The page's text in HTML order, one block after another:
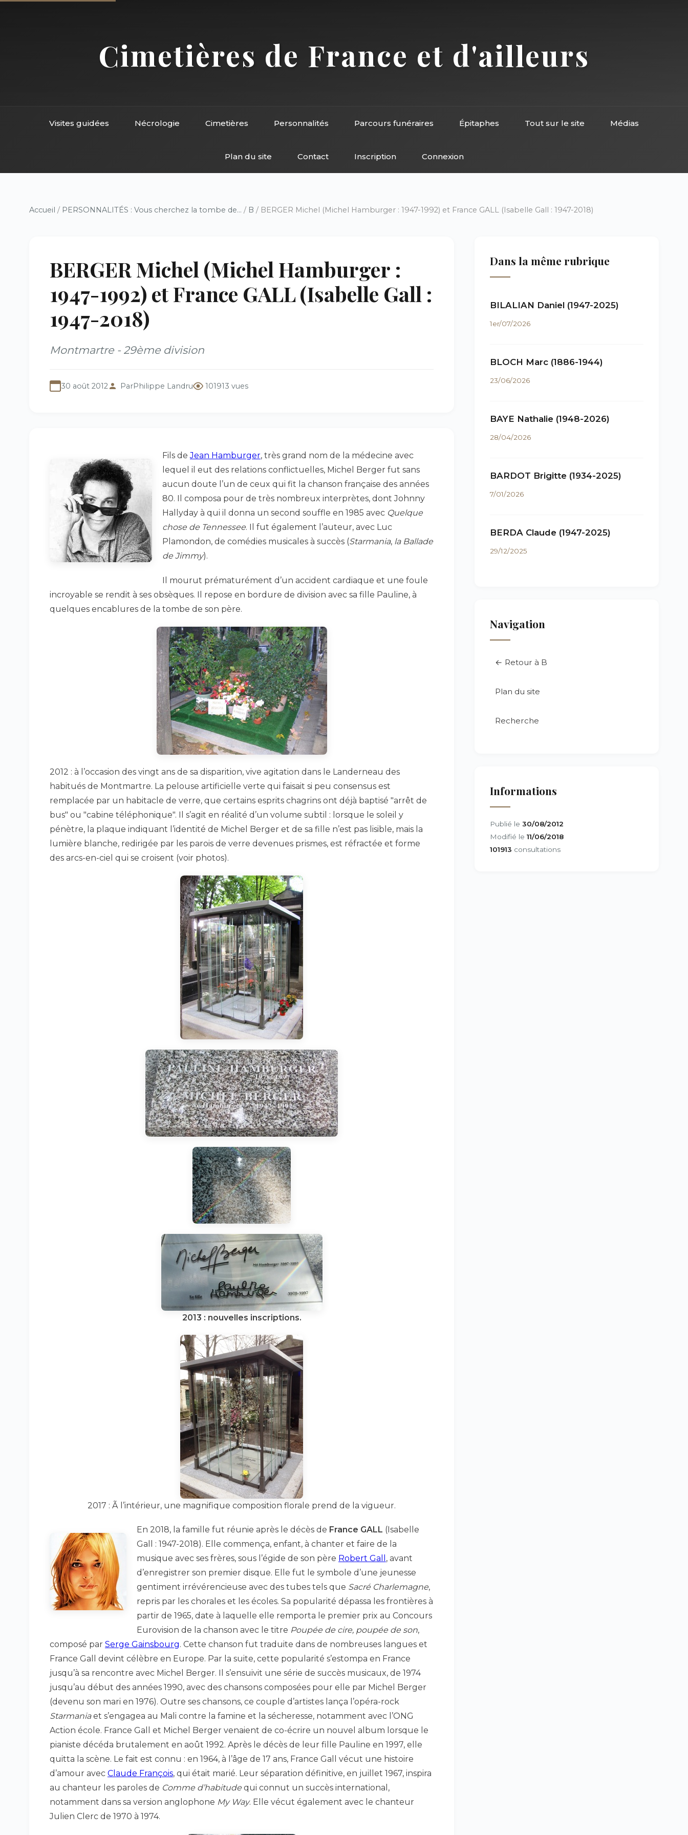
Cimetières de France et d'ailleurs
Visites guidées Nécrologie Cimetières Personnalités Parcours funéraires Épitaphes Tout sur le site Médias
Plan du site Contact Inscription Connexion
Accueil / PERSONNALITÉS : Vous cherchez la tombe de... / B / BERGER Michel (Michel Hamburger : 1947-1992) et France GALL (Isabelle Gall : 1947-2018)
BERGER Michel (Michel Hamburger :
1947-1992) et France GALL (Isabelle Gall :
1947-2018)
Montmartre - 29ème division
30 août 2012 ParPhilippe Landru 101913 vues
Fils deJean Hamburger, très grand nom de la médecine avec
lequel il eut des relations conflictuelles, Michel Berger fut sans
aucun doute l’un de ceux qui fit la chanson française des années
80. Il composa pour de très nombreux interprètes, dont Johnny
Hallyday à qui il donna un second souffle en 1985 avec Quelque
chose de Tennessee. Il fut également l’auteur, avec Luc
Plamondon, de comédies musicales à succès (Starmania, la Ballade
de Jimmy).
Il mourut prématurément d’un accident cardiaque et une foule
incroyable se rendit à ses obsèques. Il repose en bordure de division avec sa fille Pauline, à
quelques encablures de la tombe de son père.
2012 : à l’occasion des vingt ans de sa disparition, vive agitation dans le Landerneau des
habitués de Montmartre. La pelouse artificielle verte qui faisait si peu consensus est
remplacée par un habitacle de verre, que certains esprits chagrins ont déjà baptisé "arrêt de
bus" ou "cabine téléphonique". Il s’agit en réalité d’un volume subtil : lorsque le soleil y
pénètre, la plaque indiquant l’identité de Michel Berger et de sa fille n’est pas lisible, mais la
lumière blanche, redirigée par les parois de verre devenues prismes, est réfractée et forme
des arcs-en-ciel qui se croisent (voir photos).
2013 : nouvelles inscriptions.
2017 : Ã l’intérieur, une magnifique composition florale prend de la vigueur.
En 2018, la famille fut réunie après le décès de France GALL (Isabelle
Gall : 1947-2018). Elle commença, enfant, à chanter et faire de la
musique avec ses frères, sous l’égide de son père Robert Gall , avant
d’enregistrer son premier disque. Elle fut le symbole d’une jeunesse
gentiment irrévérencieuse avec des tubes tels que Sacré Charlemagne,
repris par les chorales et les écoles. Sa popularité dépassa les frontières à
partir de 1965, date à laquelle elle remporta le premier prix au Concours
Eurovision de la chanson avec le titre Poupée de cire, poupée de son,
composé par Serge Gainsbourg. Cette chanson fut traduite dans de nombreuses langues et
France Gall devint célèbre en Europe. Par la suite, cette popularité s’estompa en France
jusqu’à sa rencontre avec Michel Berger. Il s’ensuivit une série de succès musicaux, de 1974
jusqu’au début des années 1990, avec des chansons composées pour elle par Michel Berger
(devenu son mari en 1976). Outre ses chansons, ce couple d’artistes lança l’opéra-rock
Starmaniaet s’engagea au Mali contre la famine et la sécheresse, notamment avec l’ONG
Action école. France Gall et Michel Berger venaient de co-écrire un nouvel album lorsque le
pianiste décéda brutalement en août 1992. Après le décès de leur fille Pauline en 1997, elle
quitta la scène. Le fait est connu : en 1964, à l’âge de 17 ans, France Gall vécut une histoire
d’amour avec Claude François, qui était marié. Leur séparation définitive, en juillet 1967, inspira
au chanteur les paroles de Comme d’habitude qui connut un succès international,
notamment dans sa version anglophone My Way. Elle vécut également avec le chanteur
Julien Clerc de 1970 à 1974.
Dans la même rubrique
BILALIAN Daniel (1947-2025)
1er/07/2026
BLOCH Marc (1886-1944)
23/06/2026
BAYE Nathalie (1948-2026)
28/04/2026
BARDOT Brigitte (1934-2025)
7/01/2026
BERDA Claude (1947-2025)
29/12/2025
Navigation
← Retour à B
Plan du site
Recherche
Informations
Publié le 30/08/2012
Modifié le 11/06/2018
101913 consultations